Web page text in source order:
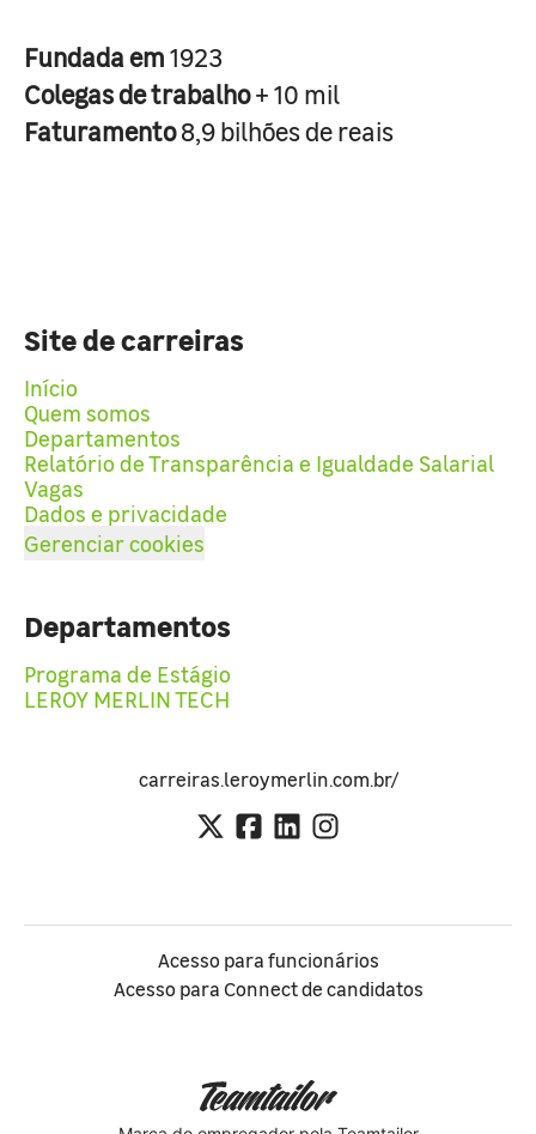
Fundada em1923
Colegas de trabalho+ 10 mil
Faturamento8,9 bilhões de reais
Site de carreiras
Início
Quem somos
Departamentos
Relatório de Transparência e Igualdade Salarial
Vagas
Dados e privacidade
Gerenciar cookies
Departamentos
Programa de Estágio
LEROY MERLIN TECH
carreiras.leroymerlin.com.br/
Acesso para funcionários
Acesso para Connect de candidatos